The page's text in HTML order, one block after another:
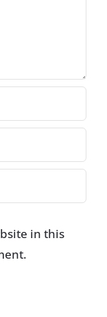
in this